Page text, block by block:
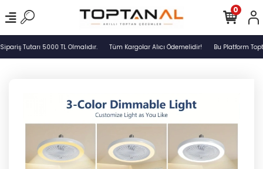
Tutarı 5000 TL Olmalıdır. Tüm Kargolar Alıcı Ödemelidir! Bu Platform
0